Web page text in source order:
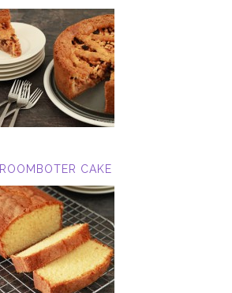
ROOMBOTER CAKE